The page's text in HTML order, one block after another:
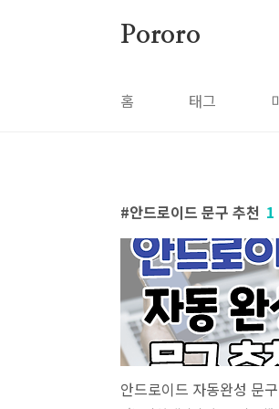
Pororo
홈 태그
안드로이드 문구 추천 1